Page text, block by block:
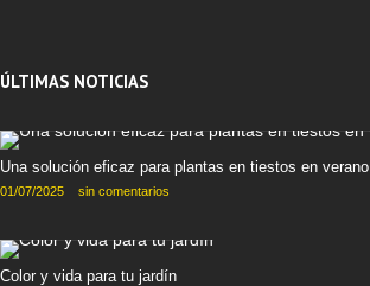
ÚLTIMAS NOTICIAS
Una solución eficaz para plantas en tiestos en verano
01/07/2025 sin comentarios
Color y vida para tu jardín